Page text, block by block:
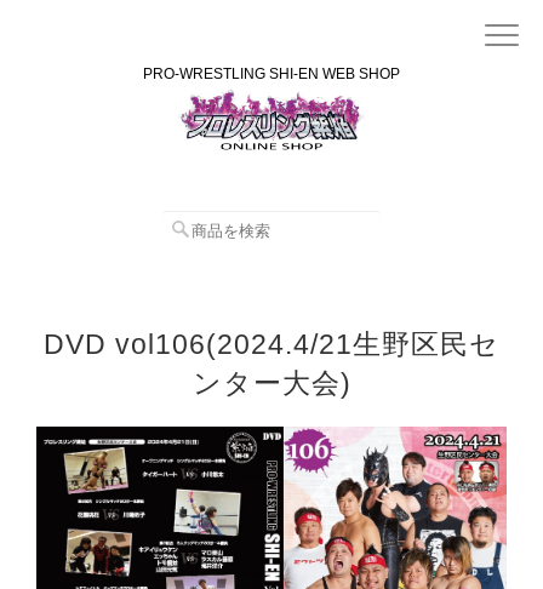
PRO-WRESTLING SHI-EN WEB SHOP
DVD vol106(2024.4/21生野区民セ
ンター大会)